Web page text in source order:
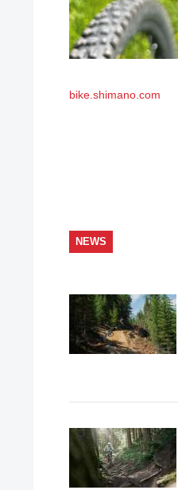
bike.shimano.com
NEWS